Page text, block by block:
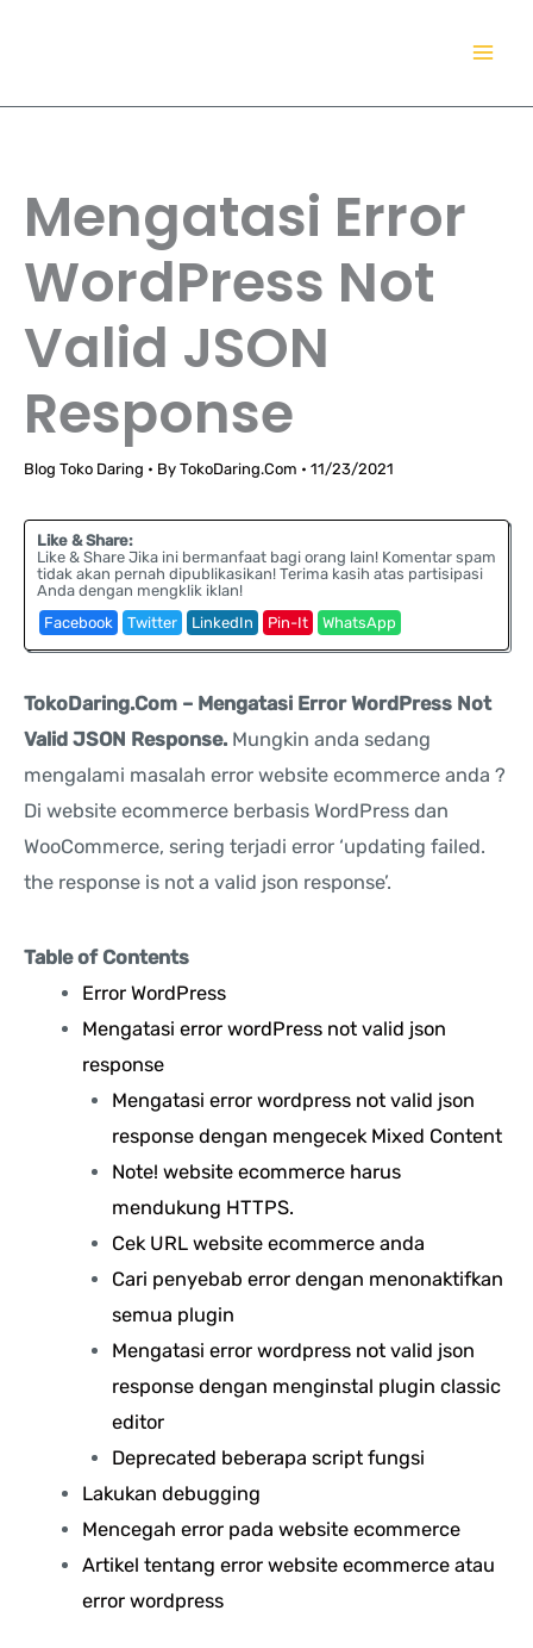
Mengatasi Error
WordPress Not
Valid JSON
Response
Blog Toko Daring • By TokoDaring.Com • 11/23/2021
Like & Share:
Like & Share Jika ini bermanfaat bagi orang lain! Komentar spam
tidak akan pernah dipublikasikan! Terima kasih atas partisipasi
Anda dengan mengklik iklan!
Facebook
Twitter LinkedIn Pin-It WhatsApp
TokoDaring.Com – Mengatasi Error WordPress Not
Valid JSON Response. Mungkin anda sedang
mengalami masalah error website ecommerce anda ?
Di website ecommerce berbasis WordPress dan
WooCommerce, sering terjadi error ‘updating failed.
the response is not a valid json response’.
Table of Contents
Error WordPress
Mengatasi error wordPress not valid json
response
Mengatasi error wordpress not valid json
response dengan mengecek Mixed Content
Note! website ecommerce harus
mendukung HTTPS.
Cek URL website ecommerce anda
Cari penyebab error dengan menonaktifkan
semua plugin
Mengatasi error wordpress not valid json
response dengan menginstal plugin classic
editor
Deprecated beberapa script fungsi
Lakukan debugging
Mencegah error pada website ecommerce
Artikel tentang error website ecommerce atau
error wordpress